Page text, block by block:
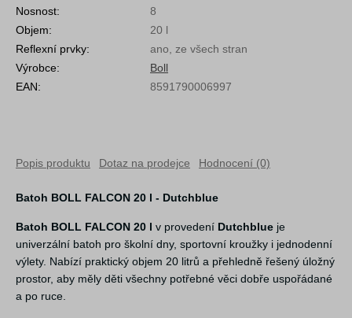
Nosnost:
8
Objem:
20 l
Reflexní prvky:
ano, ze všech stran
Výrobce:
Boll
EAN:
8591790006997
Popis produktu Dotaz na prodejce Hodnocení (0)
Batoh BOLL FALCON 20 l - Dutchblue
Batoh BOLL FALCON 20 l v provedení Dutchblue je
univerzální batoh pro školní dny, sportovní kroužky i jednodenní
výlety. Nabízí praktický objem 20 litrů a přehledně řešený úložný
prostor, aby měly děti všechny potřebné věci dobře uspořádané
a po ruce.